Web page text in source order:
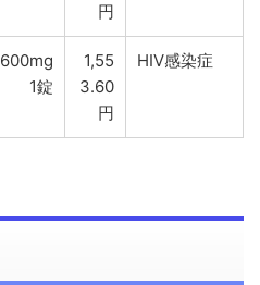
円
600mg
1錠
1,55
3.60
円
HIV感染症